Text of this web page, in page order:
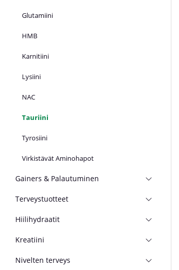
Glutamiini
HMB
Karnitiini
Lysiini
NAC
Tauriini
Tyrosiini
Virkistävät Aminohapot
Gainers & Palautuminen
Terveystuotteet
Hiilihydraatit
Kreatiini
Nivelten terveys